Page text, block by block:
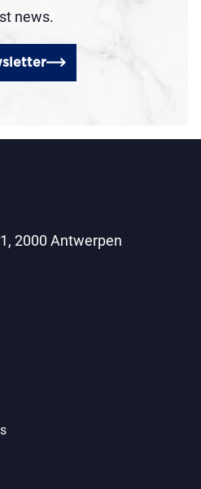
news.
2000 Antwerpen